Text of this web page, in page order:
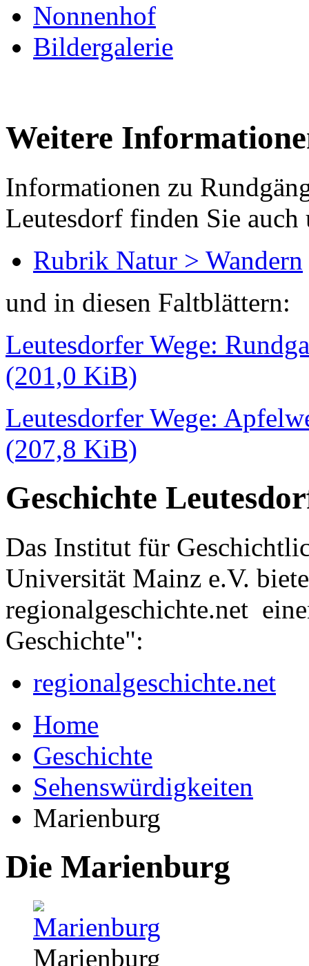
Nonnenhof
Bildergalerie
Weitere
Informationen zu
Leutesdorf finden Sie auch
Rubrik Natur > Wandern
und in diesen Faltblättern:
Leutesdorfer Wege:
(201,0 KiB)
Leutesdorfer Wege:
(207,8 KiB)
Geschichte
Das Institut für
Universität Mainz e.V.
regionalgeschichte.net
Geschichte":
regionalgeschichte.net
Home
Geschichte
Sehenswürdigkeiten
Marienburg
Die Marienburg
Marienburg